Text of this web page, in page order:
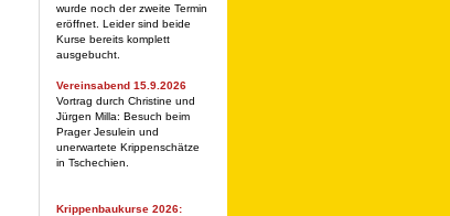
wurde noch der zweite Termin
eröffnet. Leider sind beide
Kurse bereits komplett
ausgebucht.
Vereinsabend 15.9.2026
Vortrag durch Christine und
Jürgen Milla: Besuch beim
Prager Jesulein und
unerwartete Krippenschätze
in Tschechien.
Krippenbaukurse 2026: